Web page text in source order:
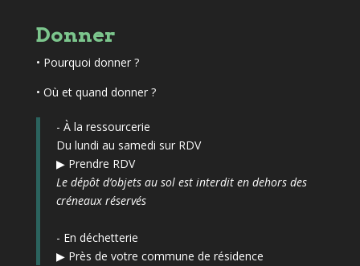
Donner
• Pourquoi donner ?
• Où et quand donner ?
- À la ressourcerie
Du lundi au samedi sur RDV
▶ Prendre RDV
Le dépôt d’objets au sol est interdit en dehors des
créneaux réservés
- En déchetterie
▶ Près de votre commune de résidence